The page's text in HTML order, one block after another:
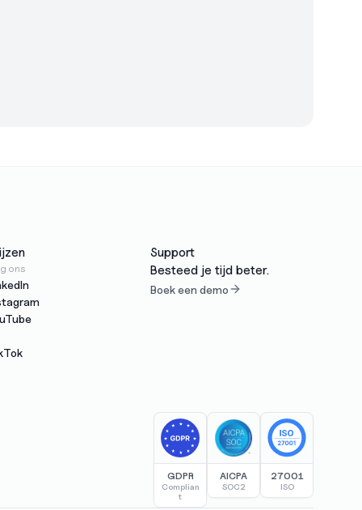
Support
ons Besteed je tijd beter.
Boek een demo
GDPR
Complian
t
AICPA
SOC2
27001
ISO